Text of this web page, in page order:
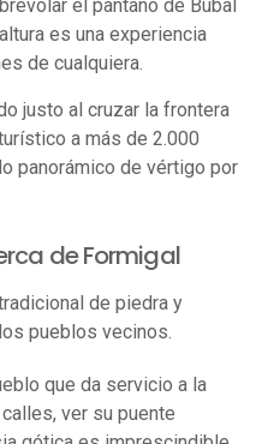
el pantano de Búbal
es una experiencia
de cualquiera.
justo al cruzar la frontera
a más de 2.000
panorámico de vértigo por
de Formigal
de piedra y
pueblos vecinos.
que da servicio a la
ver su puente